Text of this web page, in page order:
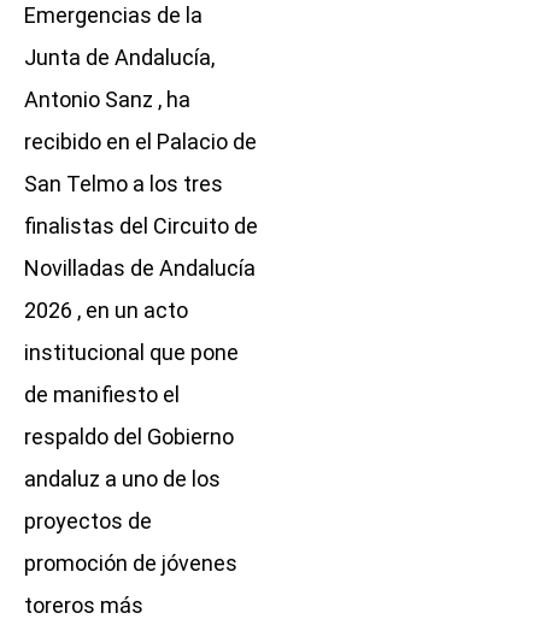
Emergencias de la
Junta de Andalucía,
Antonio Sanz , ha
recibido en el Palacio de
San Telmo a los tres
finalistas del Circuito de
Novilladas de Andalucía
2026 , en un acto
institucional que pone
de manifiesto el
respaldo del Gobierno
andaluz a uno de los
proyectos de
promoción de jóvenes
toreros más